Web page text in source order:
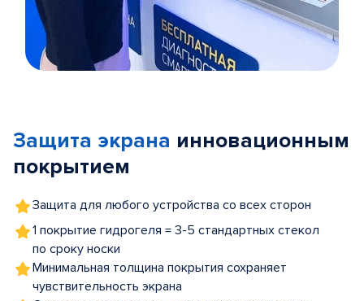
5
Защита экрана инновационным
покрытием
Защита для любого устройства со всех сторон
1 покрытие гидрогеля = 3-5 стандартных стекол
по сроку носки
Минимальная толщина покрытия сохраняет
чувствительность экрана